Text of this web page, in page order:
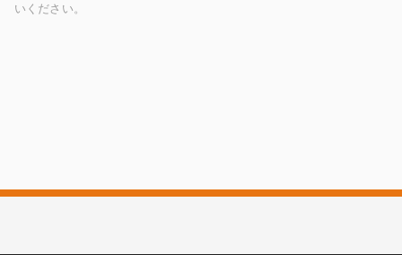
いください。